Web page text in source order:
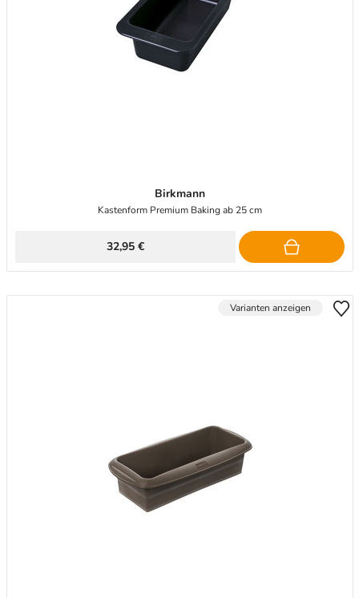
Birkmann
Kastenform Premium Baking ab 25 cm
32,95 €
Varianten anzeigen